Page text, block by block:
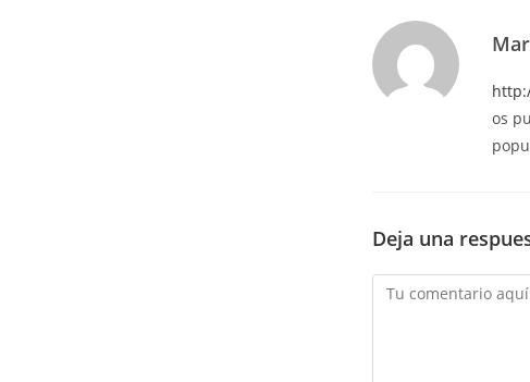
os
Deja una
Comentario